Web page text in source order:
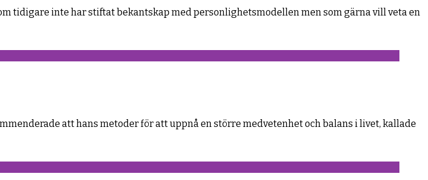
tidigare inte har stiftat bekantskap med personlighetsmodellen men som gärna vill veta en
att hans metoder för att uppnå en större medvetenhet och balans i livet, kallade